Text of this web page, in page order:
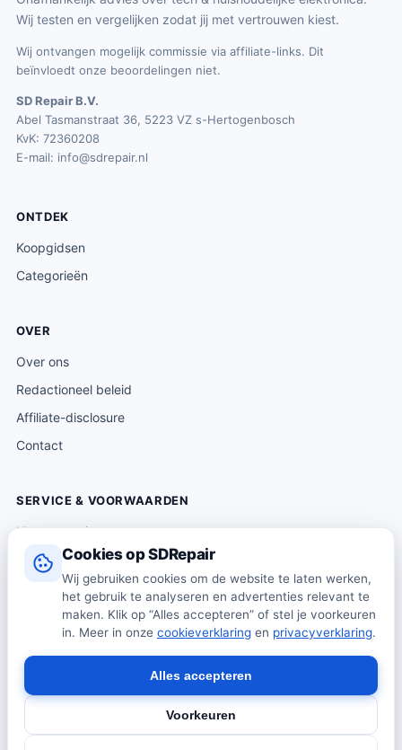
Cookies op SDRepair
Wij gebruiken cookies om de website te laten werken,
het gebruik te analyseren en advertenties relevant te
maken. Klik op “Alles accepteren” of stel je voorkeuren
in. Meer in onze cookieverklaring en privacyverklaring.
Voorkeuren
Alles accepteren
Wij testen en vergelijken zodat jij met vertrouwen kiest.
Wij ontvangen mogelijk commissie via affiliate-links. Dit
beïnvloedt onze beoordelingen niet.
SD Repair B.V.
Abel Tasmanstraat 36, 5223 VZ s-Hertogenbosch
KvK: 72360208
E-mail: info@sdrepair.nl
ONTDEK
Koopgidsen
Categorieën
OVER
Over ons
Redactioneel beleid
Affiliate-disclosure
Contact
SERVICE & VOORWAARDEN
Klantenservice
Verzending & levering
Retourneren
Algemene voorwaarden